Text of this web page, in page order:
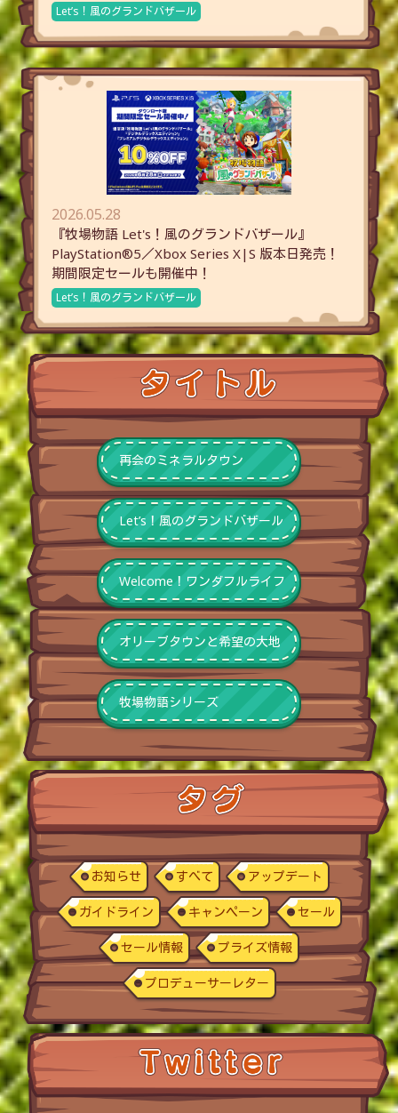
Let’s！風のグランドバザール
2026.05.28
『牧場物語 Let's！風のグランドバザール』
PlayStation®5／Xbox Series X|S 版本日発売！
期間限定セールも開催中！
Let’s！風のグランドバザール
再会のミネラルタウン
Let’s！風のグランドバザール
Welcome！ワンダフルライフ
オリーブタウンと希望の大地
牧場物語シリーズ
お知らせ すべて アップデート
ガイドライン キャンペーン セール
セール情報 プライズ情報
プロデューサーレター